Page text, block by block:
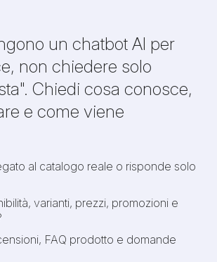
un chatbot AI per
non chiedere solo
Chiedi cosa conosce,
e come viene
al catalogo reale o risponde solo
varianti, prezzi, promozioni e
FAQ prodotto e domande